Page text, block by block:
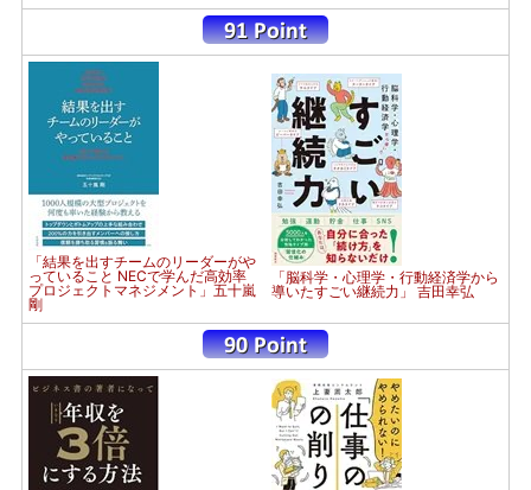
「結果を出すチームのリーダーがや
っていること NECで学んだ高効率
プロジェクトマネジメント」五十嵐
剛
「脳科学・心理学・行動経済学から
導いたすごい継続力」 吉田幸弘